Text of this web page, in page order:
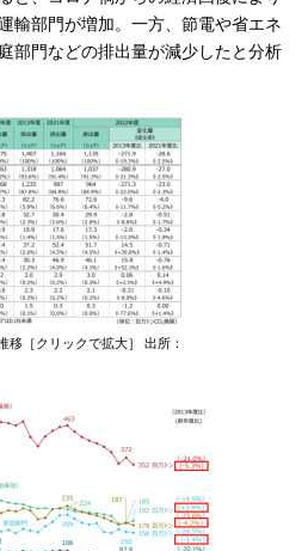
輸部門が増加。一方、節電や省エネ
部門などの排出量が減少したと分析
移［クリックで拡大］ 出所：